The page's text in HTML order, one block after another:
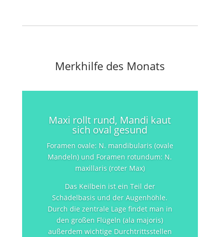
Merkhilfe des Monats
Maxi rollt rund, Mandi kaut
sich oval gesund
Foramen ovale: N. mandibularis (ovale
Mandeln) und Foramen rotundum: N.
maxillaris (roter Max)
Das Keilbein ist ein Teil der
Schädelbasis und der Augenhöhle.
Durch die zentrale Lage findet man in
den großen Flügeln (ala majoris)
außerdem wichtige Durchtrittsstellen